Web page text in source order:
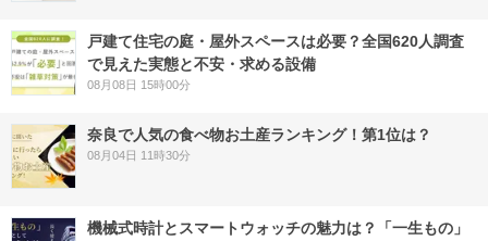
戸建て住宅の庭・屋外スペースは必要？全国620人調査
で見えた実態と不安・求める設備
08月08日 15時00分
奈良で人気の食べ物お土産ランキング！第1位は？
08月04日 11時30分
機械式時計とスマートウォッチの魅力は？「一生もの」